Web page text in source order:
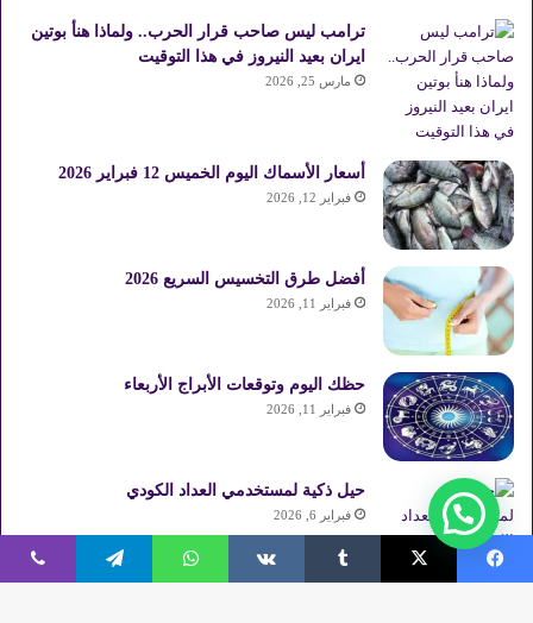
ترامب ليس صاحب قرار الحرب.. ولماذا هنأ بوتين
ايران بعيد النيروز في هذا التوقيت
مارس 25, 2026
أسعار الأسماك اليوم الخميس 12 فبراير 2026
فبراير 12, 2026
أفضل طرق التخسيس السريع 2026
فبراير 11, 2026
حظك اليوم وتوقعات الأبراج الأربعاء
فبراير 11, 2026
حيل ذكية لمستخدمي العداد الكودي
فبراير 6, 2026
فيسبوك ‫X واتساب تيلقرام ڤايبر